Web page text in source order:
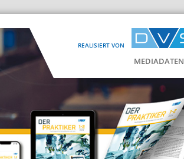
REALISIERT VON
MEDIADATEN